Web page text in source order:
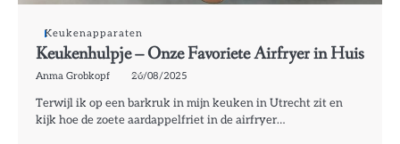
Keukenapparaten
Keukenhulpje – Onze Favoriete Airfryer in Huis
Anma Grobkopf 26/08/2025
Terwijl ik op een barkruk in mijn keuken in Utrecht zit en
kijk hoe de zoete aardappelfriet in de airfryer…